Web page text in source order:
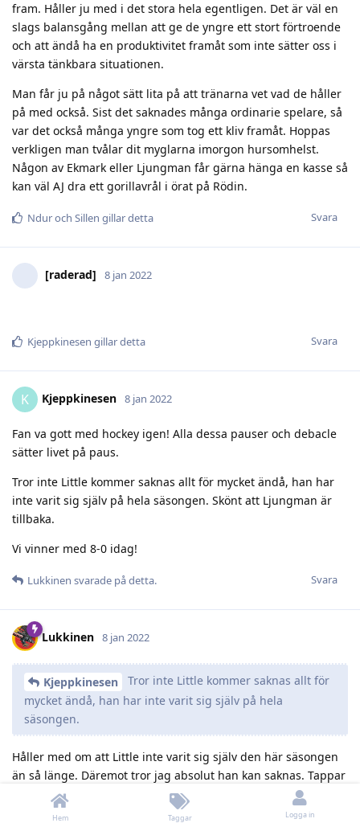
fram. Håller ju med i det stora hela egentligen. Det är väl en
slags balansgång mellan att ge de yngre ett stort förtroende
och att ändå ha en produktivitet framåt som inte sätter oss i
värsta tänkbara situationen.
Man får ju på något sätt lita på att tränarna vet vad de håller
på med också. Sist det saknades många ordinarie spelare, så
var det också många yngre som tog ett kliv framåt. Hoppas
verkligen man tvålar dit myglarna imorgon hursomhelst.
Någon av Ekmark eller Ljungman får gärna hänga en kasse så
kan väl AJ dra ett gorillavrål i örat på Rödin.
Svara
Nduroch Sillen gillar detta
[raderad] 8 jan 2022
Svara
Kjeppkinesen gillar detta
K Kjeppkinesen 8 jan 2022
Fan va gott med hockey igen! Alla dessa pauser och debacle
sätter livet på paus.
Tror inte Little kommer saknas allt för mycket ändå, han har
inte varit sig själv på hela säsongen. Skönt att Ljungman är
tillbaka.
Vi vinner med 8-0 idag!
Svara
Lukkinen svarade på detta.
Lukkinen 8 jan 2022
Kjeppkinesen
Tror inte Little kommer saknas allt för
mycket ändå, han har inte varit sig själv på hela
säsongen.
Håller med om att Little inte varit sig själv den här säsongen
än så länge. Däremot tror jag absolut han kan saknas. Tappar
man bort poängtvåan i ett lag som har ganska svårt att lyckas
i offensiven är det definitivt av ondo.
Hem Taggar Logga in